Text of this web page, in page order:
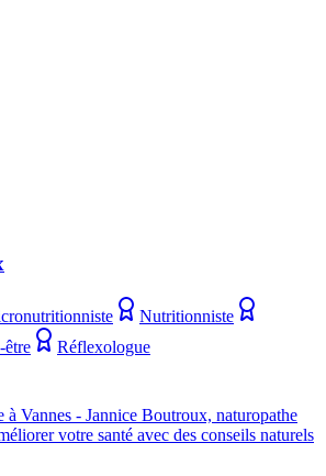
Nutritionniste
être
Réflexologue
à Vannes - Jannice Boutroux, naturopathe
votre santé avec des conseils naturels